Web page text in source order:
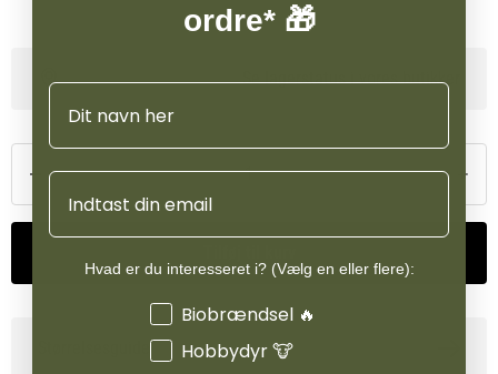
Se lagerstatus i vores butikker
ordre* 🎁
Navn
Email
Hvad er du interesseret i? (Vælg en eller flere):
Interesser
Biobrændsel 🔥
Hobbydyr 🐮